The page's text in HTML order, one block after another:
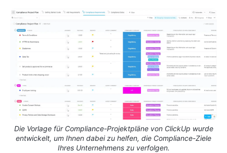
Die Vorlage für Compliance-Projektpläne von ClickUp wurde
entwickelt, um Ihnen dabei zu helfen, die Compliance-Ziele
Ihres Unternehmens zu verfolgen.